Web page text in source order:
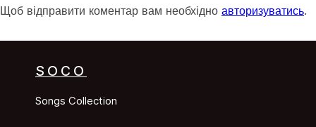
Щоб відправити коментар вам необхідно авторизуватись.
SOCO
Songs Collection